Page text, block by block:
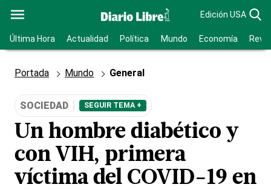
Edición USA
Última Hora Actualidad Política Mundo Economía
Portada Mundo General
SOCIEDAD SEGUIR TEMA +
Un hombre diabético y
con VIH, primera
víctima del COVID-19 en